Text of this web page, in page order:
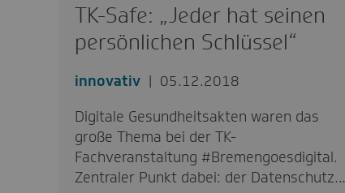
TK-Safe: „Jeder hat seinen
persönlichen Schlüssel“
innovativ
05.12.2018
Digitale Gesundheitsakten waren das
große Thema bei der TK-
Fachveranstaltung #Bremengoesdigital.
Zentraler Punkt dabei: der